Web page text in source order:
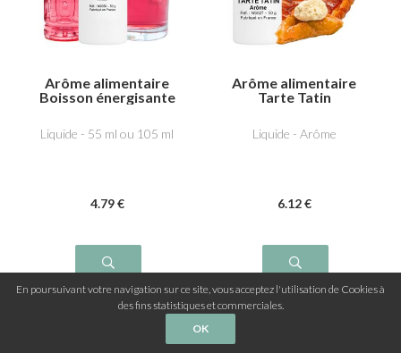
Arôme alimentaire
Boisson énergisante
Liquide - 55 ml ou 105 ml
4.79 €
Arôme alimentaire
Tarte Tatin
Liquide - Arôme
6.12 €
En poursuivant votre navigation sur ce site, vous acceptez l'utilisation de Cookies à
des fins statistiques et commerciales.
OK